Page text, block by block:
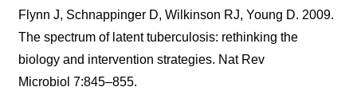
Flynn J, Schnappinger D, Wilkinson RJ, Young D. 2009.
The spectrum of latent tuberculosis: rethinking the
biology and intervention strategies. Nat Rev
Microbiol 7:845–855.